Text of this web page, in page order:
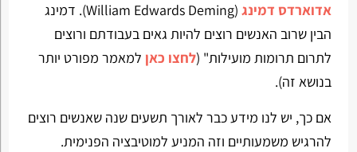
אדוארדס דמינג
(William Edwards Deming). דמינג
הבין שרוב האנשים רוצים להיות גאים בעבודתם ורוצים
לתרום תרומות מועילות" (לחצו כאן למאמר מפורט יותר
בנושא זה).
אם כך, יש לנו מידע כבר לאורך תשעים שנה שאנשים רוצים
להרגיש משמעותיים וזה המניע למוטיבציה הפנימית.